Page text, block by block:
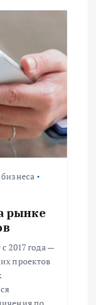
рынке
2017 года —
проектов